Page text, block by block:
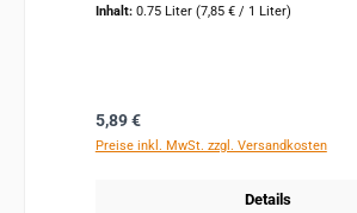
Inhalt: 0.75 Liter (7,85 € / 1 Liter)
Regulärer Preis:
5,89 €
Preise inkl. MwSt. zzgl. Versandkosten
Details